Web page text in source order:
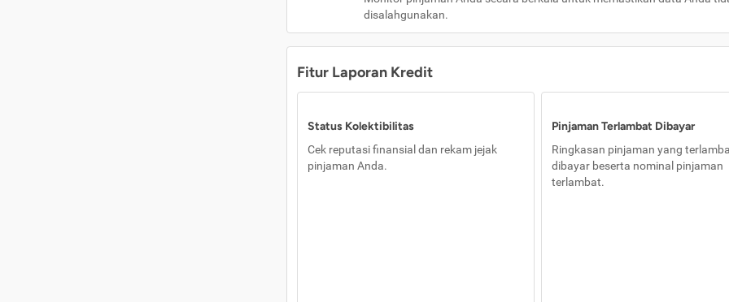
disalahgunakan.
Fitur Laporan Kredit
Status Kolektibilitas
Cek reputasi finansial dan rekam jejak
pinjaman Anda.
Pinjaman Terlambat Dibayar
Ringkasan pinjaman yang
dibayar beserta nominal pinjaman
terlambat.